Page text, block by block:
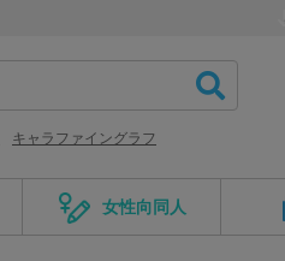
キャラファイングラフ
女性向同人